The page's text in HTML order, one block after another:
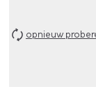
opnieuw